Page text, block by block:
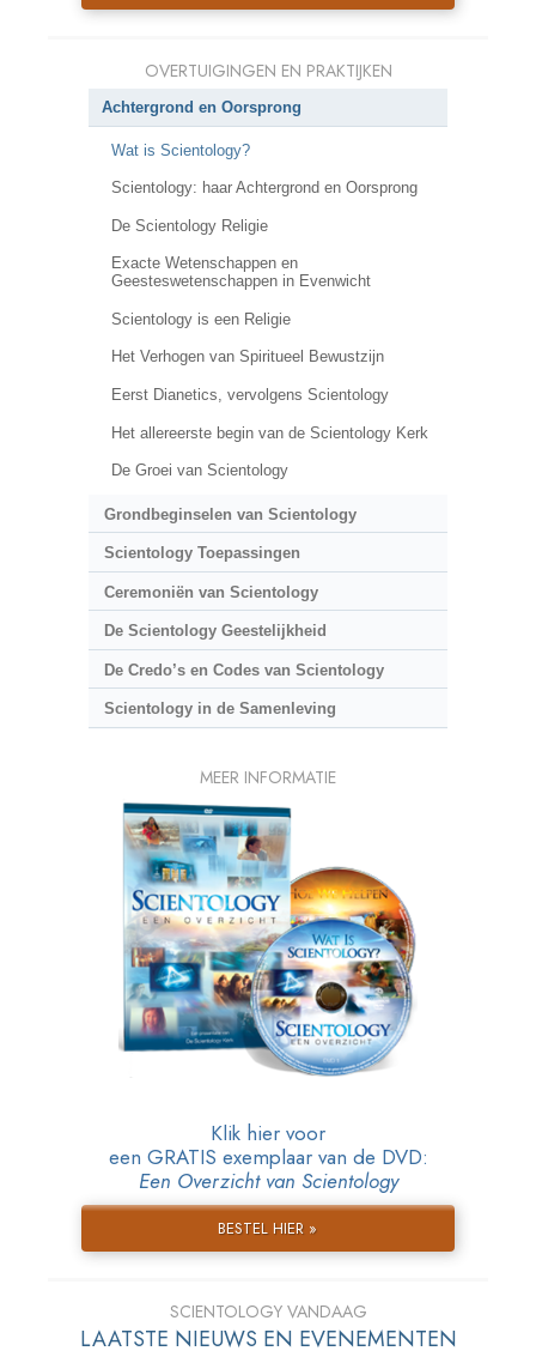
OVERTUIGINGEN EN PRAKTIJKEN
Achtergrond en Oorsprong
Wat is Scientology?
Scientology: haar Achtergrond en Oorsprong
De Scientology Religie
Exacte Wetenschappen en
Geesteswetenschappen in Evenwicht
Scientology is een Religie
Het Verhogen van Spiritueel Bewustzijn
Eerst Dianetics, vervolgens Scientology
Het allereerste begin van de Scientology Kerk
De Groei van Scientology
Grondbeginselen van Scientology
Scientology Toepassingen
Ceremoniën van Scientology
De Scientology Geestelijkheid
De Credo’s en Codes van Scientology
Scientology in de Samenleving
MEER INFORMATIE
Klik hier voor
een GRATIS exemplaar van de DVD:
Een Overzicht van Scientology
BESTEL HIER »
SCIENTOLOGY VANDAAG
LAATSTE NIEUWS EN EVENEMENTEN